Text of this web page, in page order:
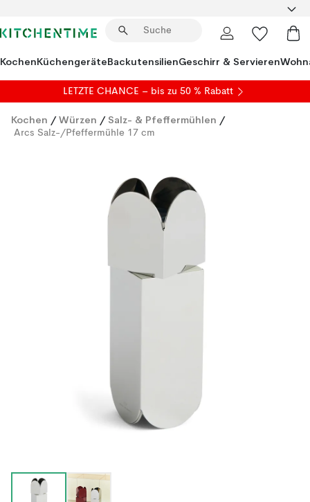
KochenKüchengeräteBackutensilienGeschirr & Servieren
LETZTE CHANCE – bis zu 50 % Rabatt
Kochen / Würzen / Salz- & Pfeffermühlen /
Arcs Salz-/Pfeffermühle 17 cm